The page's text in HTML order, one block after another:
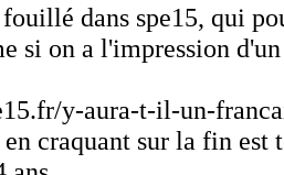
dans spe15, qui
si on a l'impression
y-aura-t-il-un-
craquant sur la fin est